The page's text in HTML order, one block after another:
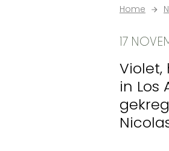
Home
17
Violet,
in Los